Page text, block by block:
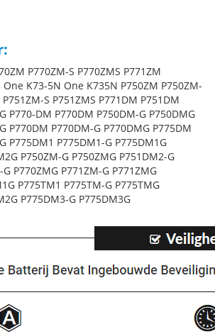
P770ZM-S P770ZMS P771ZM
One K73-5N One K735N P750ZM P750ZM-
S P751ZMS P771DM P751DM
P770-DM P770DM P750DM-G P750DMG
P770DM P770DM-G P770DMG P775DM
P775DM1 P775DM1-G P775DM1G
P750ZM-G P750ZMG P751DM2-G
P770ZMG P771ZM-G P771ZMG
P775TM1 P775TM-G P775TMG
P775DM3-G P775DM3G